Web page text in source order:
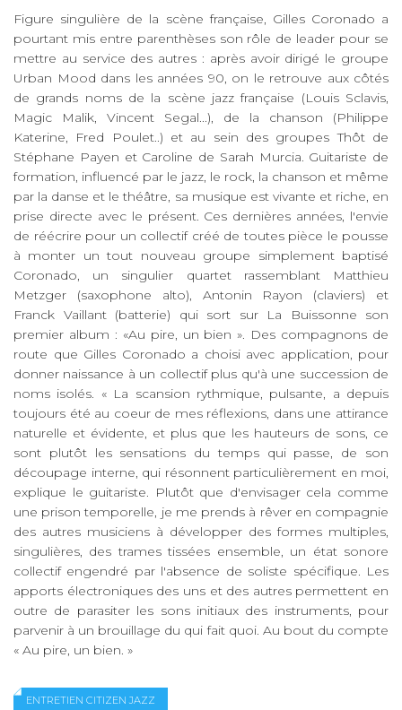
Figure singulière de la scène française, Gilles Coronado a
pourtant mis entre parenthèses son rôle de leader pour se
mettre au service des autres : après avoir dirigé le groupe
Urban Mood dans les années 90, on le retrouve aux côtés
de grands noms de la scène jazz française (Louis Sclavis,
Magic Malik, Vincent Segal...), de la chanson (Philippe
Katerine, Fred Poulet..) et au sein des groupes Thôt de
Stéphane Payen et Caroline de Sarah Murcia. Guitariste de
formation, influencé par le jazz, le rock, la chanson et même
par la danse et le théâtre, sa musique est vivante et riche, en
prise directe avec le présent. Ces dernières années, l'envie
de réécrire pour un collectif créé de toutes pièce le pousse
à monter un tout nouveau groupe simplement baptisé
Coronado, un singulier quartet rassemblant Matthieu
Metzger (saxophone alto), Antonin Rayon (claviers) et
Franck Vaillant (batterie) qui sort sur La Buissonne son
premier album : «Au pire, un bien ». Des compagnons de
route que Gilles Coronado a choisi avec application, pour
donner naissance à un collectif plus qu'à une succession de
noms isolés. « La scansion rythmique, pulsante, a depuis
toujours été au coeur de mes réflexions, dans une attirance
naturelle et évidente, et plus que les hauteurs de sons, ce
sont plutôt les sensations du temps qui passe, de son
découpage interne, qui résonnent particulièrement en moi,
explique le guitariste. Plutôt que d'envisager cela comme
une prison temporelle, je me prends à rêver en compagnie
des autres musiciens à développer des formes multiples,
singulières, des trames tissées ensemble, un état sonore
collectif engendré par l'absence de soliste spécifique. Les
apports électroniques des uns et des autres permettent en
outre de parasiter les sons initiaux des instruments, pour
parvenir à un brouillage du qui fait quoi. Au bout du compte
« Au pire, un bien. »
ENTRETIEN CITIZEN JAZZ